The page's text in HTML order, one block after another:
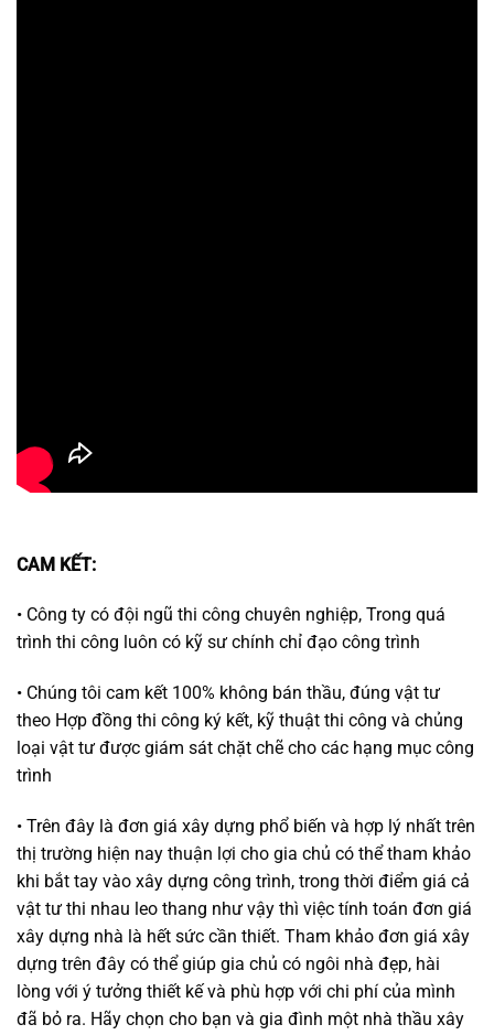
CAM KẾT:
• Công ty có đội ngũ thi công chuyên nghiệp, Trong quá
trình thi công luôn có kỹ sư chính chỉ đạo công trình
• Chúng tôi cam kết 100% không bán thầu, đúng vật tư
theo Hợp đồng thi công ký kết, kỹ thuật thi công và chủng
loại vật tư được giám sát chặt chẽ cho các hạng mục công
trình
• Trên đây là đơn giá xây dựng phổ biến và hợp lý nhất trên
thị trường hiện nay thuận lợi cho gia chủ có thể tham khảo
khi bắt tay vào xây dựng công trình, trong thời điểm giá cả
vật tư thi nhau leo thang như vậy thì việc tính toán đơn giá
xây dựng nhà là hết sức cần thiết. Tham khảo đơn giá xây
dựng trên đây có thể giúp gia chủ có ngôi nhà đẹp, hài
lòng với ý tưởng thiết kế và phù hợp với chi phí của mình
đã bỏ ra. Hãy chọn cho bạn và gia đình một nhà thầu xây